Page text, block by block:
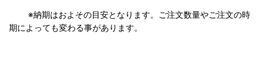
※納期はおよその目安となります。ご注文数量やご注文の時
期によっても変わる事があります。